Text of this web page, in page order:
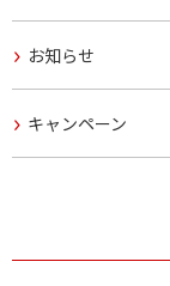
お知らせ
キャンペーン